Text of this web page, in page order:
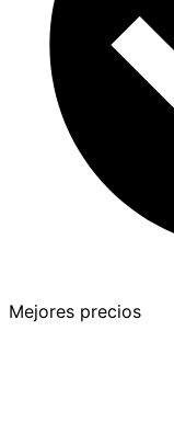
Mejores precios